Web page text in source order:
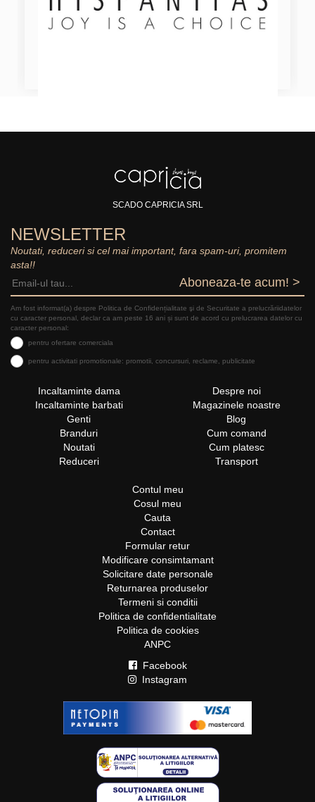
SCADO CAPRICIA SRL
NEWSLETTER
Noutati, reduceri si cel mai important, fara spam-uri, promitem
asta!!
Aboneaza-te acum! >
Am fost informat(a) despre Politica de Confidențialitate şi de Securitate a prelucrăriidatelor
cu caracter personal, declar ca am peste 16 ani și sunt de acord cu prelucrarea datelor cu
caracter personal:
pentru ofertare comerciala
pentru activitati promotionale: promotii, concursuri, reclame, publicitate
Incaltaminte dama
Incaltaminte barbati
Genti
Branduri
Noutati
Reduceri
Despre noi
Magazinele noastre
Blog
Cum comand
Cum platesc
Transport
Contul meu
Cosul meu
Cauta
Contact
Formular retur
Modificare consimtamant
Solicitare date personale
Returnarea produselor
Termeni si conditii
Politica de confidentialitate
Politica de cookies
ANPC
Facebook
Instagram